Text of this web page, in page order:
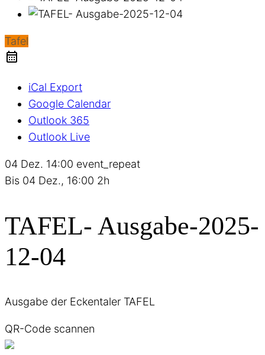
Tafel
iCal Export
Google Calendar
Outlook 365
Outlook Live
04 Dez. 14:00 event_repeat
Bis 04 Dez., 16:00 2h
TAFEL- Ausgabe-2025-
12-04
Ausgabe der Eckentaler TAFEL
QR-Code scannen